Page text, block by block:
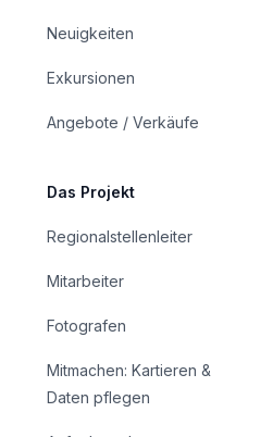
Neuigkeiten
Exkursionen
Angebote / Verkäufe
Das Projekt
Regionalstellenleiter
Mitarbeiter
Fotografen
Mitmachen: Kartieren &
Daten pflegen